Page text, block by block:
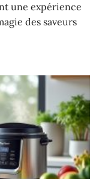
une expérience
des saveurs